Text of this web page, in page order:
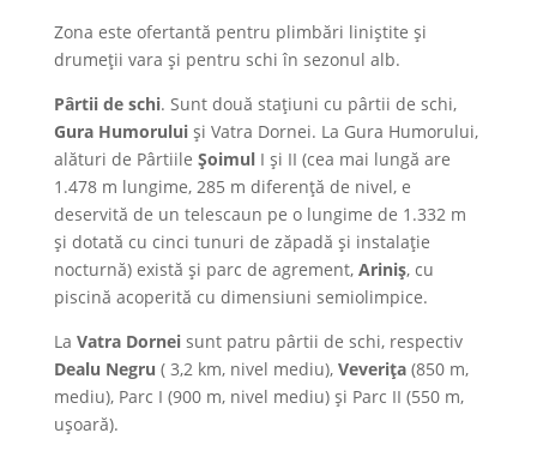
Zona este ofertantă pentru plimbări liniştite şi
drumeţii vara şi pentru schi în sezonul alb.
Pârtii de schi. Sunt două staţiuni cu pârtii de schi,
Gura Humoruluişi Vatra Dornei. La Gura Humorului,
alături de Pârtiile ŞoimulI şi II (cea mai lungă are
1.478 m lungime, 285 m diferenţă de nivel, e
deservită de un telescaun pe o lungime de 1.332 m
şi dotată cu cinci tunuri de zăpadă şi instalaţie
nocturnă) există şi parc de agrement, Ariniş, cu
piscină acoperită cu dimensiuni semiolimpice.
La Vatra Dorneisunt patru pârtii de schi, respectiv
Dealu Negru ( 3,2 km, nivel mediu), Veveriţa(850 m,
mediu), Parc I (900 m, nivel mediu) şi Parc II (550 m,
uşoară).